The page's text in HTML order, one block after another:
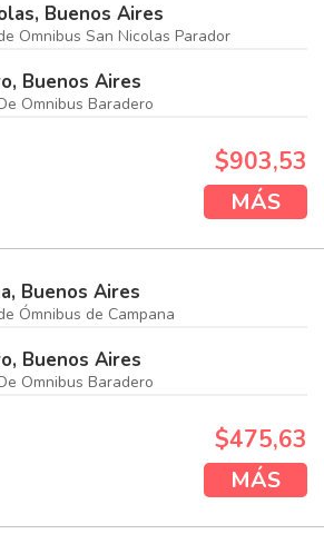
Buenos Aires
Omnibus San Nicolas Parador
Buenos Aires
Omnibus Baradero
$903,53
MÁS
Buenos Aires
Ómnibus de Campana
Buenos Aires
Omnibus Baradero
$475,63
MÁS